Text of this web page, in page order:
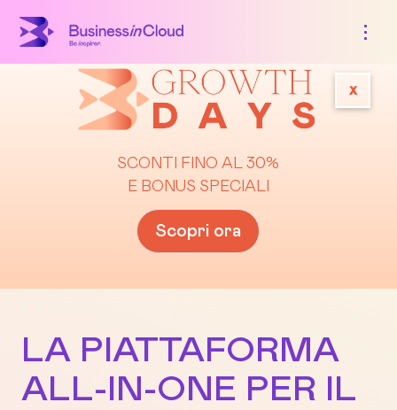
x
SCONTI FINO AL 30%
E BONUS SPECIALI
Scopri ora
LA PIATTAFORMA
ALL-IN-ONE PER IL